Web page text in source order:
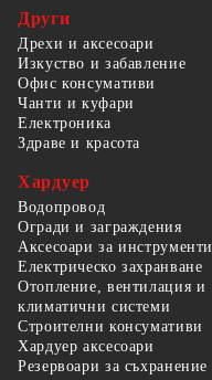
Други
Дрехи и аксесоари
Изкуство и забавление
Офис консумативи
Чанти и куфари
Електроника
Здраве и красота
Хардуер
Водопровод
Огради и заграждения
Аксесоари за инструменти
Електрическо захранване
Отопление, вентилация и
климатични системи
Строителни консумативи
Хардуер аксесоари
Резервоари за съхранение